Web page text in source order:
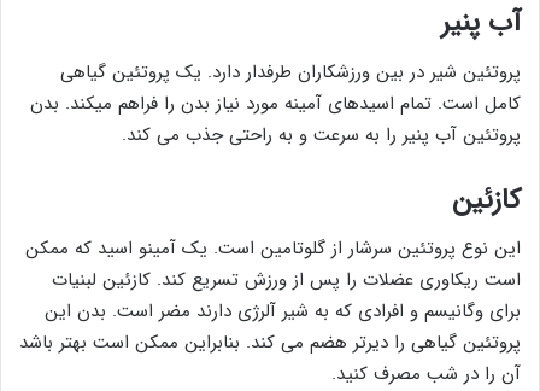
آب پنیر
پروتئین شیر در بین ورزشکاران طرفدار دارد. یک پروتئین گیاهی
کامل است. تمام اسیدهای آمینه مورد نیاز بدن را فراهم میکند. بدن
پروتئین آب پنیر را به سرعت و به راحتی جذب می کند.
کازئین
این نوع پروتئین سرشار از گلوتامین است. یک آمینو اسید که ممکن
است ریکاوری عضلات را پس از ورزش تسریع کند. کازئین لبنیات
برای وگانیسم و افرادی که به شیر آلرژی دارند مضر است. بدن این
پروتئین گیاهی را دیرتر هضم می کند. بنابراین ممکن است بهتر باشد
آن را در شب مصرف کنید.